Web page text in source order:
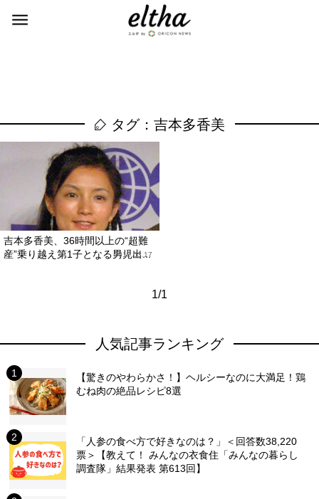
タグ：吉本多香美
吉本多香美、36時間以上の“超難
産”乗り越え第1子となる男児出...
2010.03.17
1/1
人気記事ランキング
【驚きのやわらかさ！】ヘルシーなのに大満足！鶏
むね肉の絶品レシピ8選
「人参の食べ方で好きなのは？」＜回答数38,220
票＞【教えて！ みんなの衣食住「みんなの暮らし
調査隊」結果発表 第613回】